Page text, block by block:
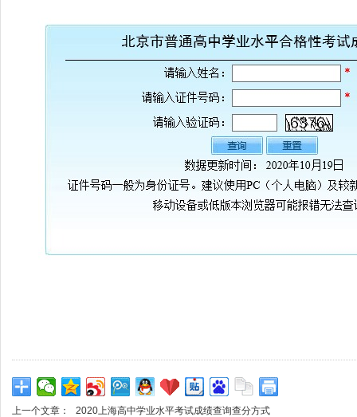
上一个文章： 2020上海高中学业水平考试成绩查询查分方式